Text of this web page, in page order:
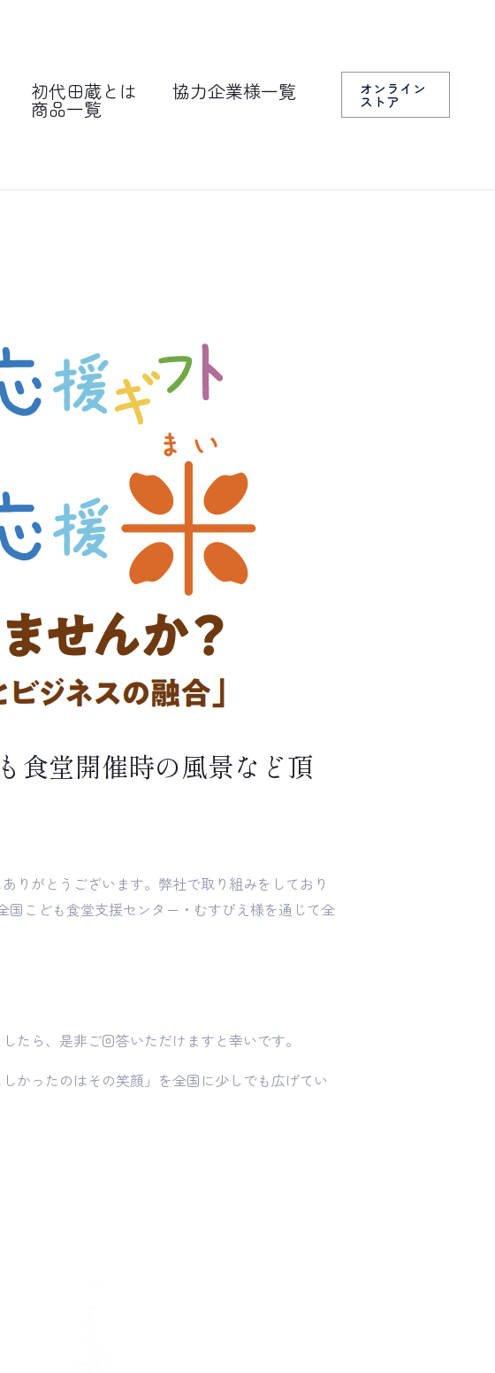
初代田蔵とは 協力企業様一覧
商品一覧
オンライン
ストア
食堂開催時の風景など頂
りがとうございます。弊社で取り組みをしており
国こども食堂支援センター・むすびえ様を通じて全
たら、是非ご回答いただけますと幸いです。
かったのはその笑顔」を全国に少しでも広げてい